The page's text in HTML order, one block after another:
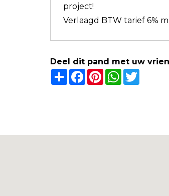
project!
Verlaagd BTW tarief 6%
Deel dit pand met uw
ShareFacebook
PinterestWhatsApp
Twitter